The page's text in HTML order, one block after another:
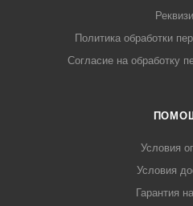
Политика обработки
Согласие на обработку
Условия
Условия
Гарантия